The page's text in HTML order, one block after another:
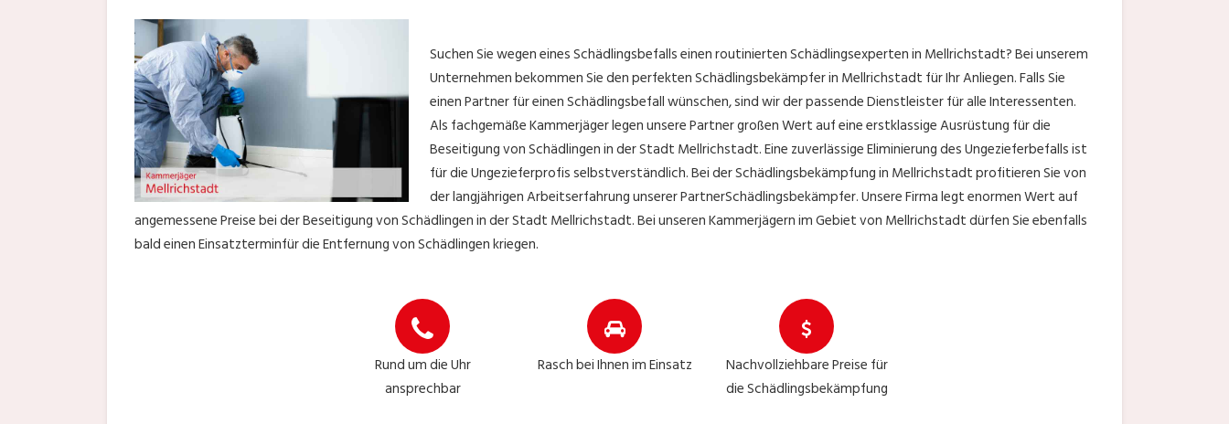
Suchen Sie wegen eines Schädlingsbefalls einen routinierten Schädlingsexperten in Mellrichstadt? Bei unserem
Unternehmen bekommen Sie den perfekten Schädlingsbekämpfer in Mellrichstadt für Ihr Anliegen. Falls Sie
einen Partner für einen Schädlingsbefall wünschen, sind wir der passende Dienstleister für alle Interessenten.
Als fachgemäße Kammerjäger legen unsere Partner großen Wert auf eine erstklassige Ausrüstung für die
Beseitigung von Schädlingen in der Stadt Mellrichstadt. Eine zuverlässige Eliminierung des Ungezieferbefalls ist
für die Ungezieferprofis selbstverständlich. Bei der Schädlingsbekämpfung in Mellrichstadt profitieren Sie von
der langjährigen Arbeitserfahrung unserer PartnerSchädlingsbekämpfer. Unsere Firma legt enormen Wert auf
angemessene Preise bei der Beseitigung von Schädlingen in der Stadt Mellrichstadt. Bei unseren Kammerjägern im Gebiet von Mellrichstadt dürfen Sie ebenfalls
bald einen Einsatzterminfür die Entfernung von Schädlingen kriegen.
Rund um die Uhr
ansprechbar
Rasch bei Ihnen im Einsatz
Nachvollziehbare Preise für
die Schädlingsbekämpfung